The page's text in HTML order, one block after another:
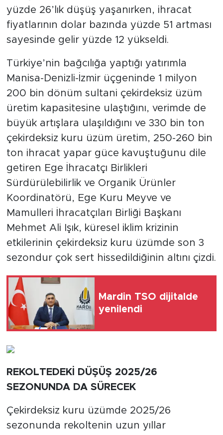
yüzde 26’lık düşüş yaşanırken, ihracat
fiyatlarının dolar bazında yüzde 51 artması
sayesinde gelir yüzde 12 yükseldi.
Türkiye’nin bağcılığa yaptığı yatırımla
Manisa-Denizli-İzmir üçgeninde 1 milyon
200 bin dönüm sultani çekirdeksiz üzüm
üretim kapasitesine ulaştığını, verimde de
büyük artışlara ulaşıldığını ve 330 bin ton
çekirdeksiz kuru üzüm üretim, 250-260 bin
ton ihracat yapar güce kavuştuğunu dile
getiren Ege İhracatçı Birlikleri
Sürdürülebilirlik ve Organik Ürünler
Koordinatörü, Ege Kuru Meyve ve
Mamulleri İhracatçıları Birliği Başkanı
Mehmet Ali Işık, küresel iklim krizinin
etkilerinin çekirdeksiz kuru üzümde son 3
sezondur çok sert hissedildiğinin altını çizdi.
Mardin TSO dijitalde
yenilendi
REKOLTEDEKİ DÜŞÜŞ 2025/26
SEZONUNDA DA SÜRECEK
Çekirdeksiz kuru üzümde 2025/26
sezonunda rekoltenin uzun yıllar